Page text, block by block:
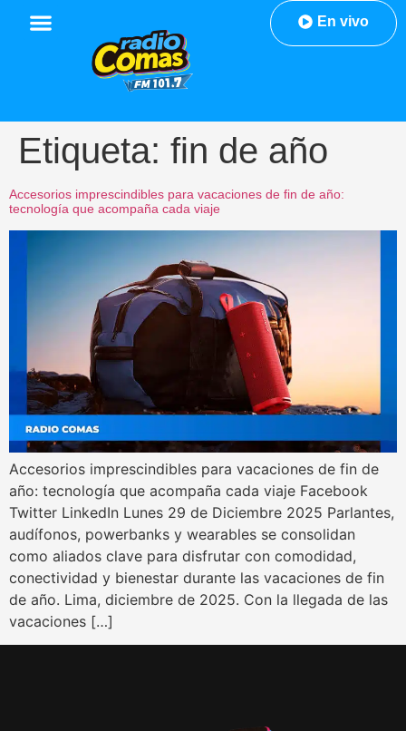
En vivo
Etiqueta: fin de año
Accesorios imprescindibles para vacaciones de fin de año:
tecnología que acompaña cada viaje
Accesorios imprescindibles para vacaciones de fin de
año: tecnología que acompaña cada viaje Facebook
Twitter LinkedIn Lunes 29 de Diciembre 2025 Parlantes,
audífonos, powerbanks y wearables se consolidan
como aliados clave para disfrutar con comodidad,
conectividad y bienestar durante las vacaciones de fin
de año. Lima, diciembre de 2025. Con la llegada de las
vacaciones […]